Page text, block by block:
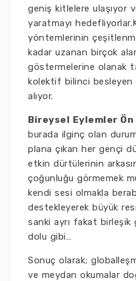
geniş kitlelere ulaşıyor
yaratmayı
yöntemlerinin
kadar uzanan birçok
göstermelerine olanak
kolektif bilinci besleyen
alıyor.
Bireysel Eylemler Ön
burada ilginç olan
plana çıkan her gençi
etkin dürtülerinin
çoğunluğu görmemek
kendi sesi olmakla
destekleyerek büyük
sanki ayrı fakat birleşik
dolu gibi…
Sonuç olarak;
ve meydan okumalar